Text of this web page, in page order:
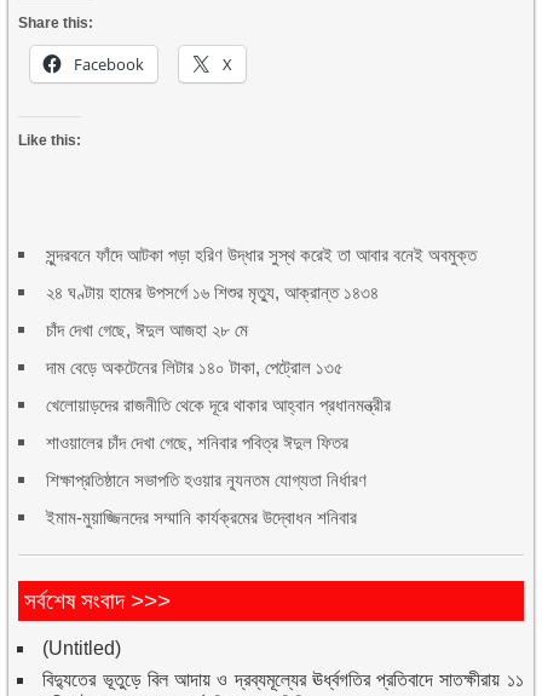
Share this:
Facebook X
Like this:
সুন্দরবনে ফাঁদে আটকা পড়া হরিণ উদ্ধার সুস্থ করেই তা আবার বনেই অবমুক্ত
২৪ ঘণ্টায় হামের উপসর্গে ১৬ শিশুর মৃত্যু, আক্রান্ত ১৪৩৪
চাঁদ দেখা গেছে, ঈদুল আজহা ২৮ মে
দাম বেড়ে অকটেনের লিটার ১৪০ টাকা, পেট্রোল ১৩৫
খেলোয়াড়দের রাজনীতি থেকে দূরে থাকার আহ্বান প্রধানমন্ত্রীর
শাওয়ালের চাঁদ দেখা গেছে, শনিবার পবিত্র ঈদুল ফিতর
শিক্ষাপ্রতিষ্ঠানে সভাপতি হওয়ার ন্যূনতম যোগ্যতা নির্ধারণ
ইমাম-মুয়াজ্জিনদের সম্মানি কার্যক্রমের উদ্বোধন শনিবার
সর্বশেষ সংবাদ >>>
(Untitled)
বিদ্যুতের ভূতুড়ে বিল আদায় ও দ্রব্যমূল্যের ঊর্ধ্বগতির প্রতিবাদে সাতক্ষীরায় ১১